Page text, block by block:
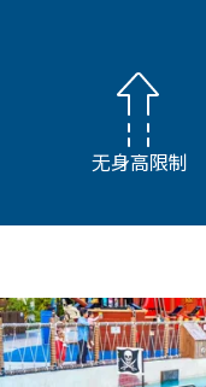
无身高限制